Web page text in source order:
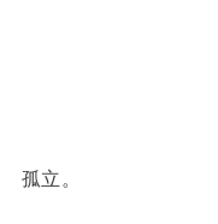
孤立。